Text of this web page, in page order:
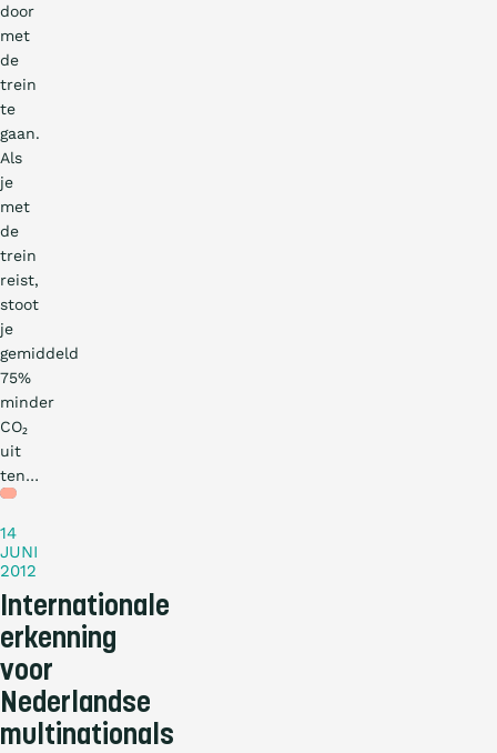
door
met
de
trein
te
gaan.
Als
je
met
de
trein
reist,
stoot
je
gemiddeld
75%
minder
CO₂
uit
ten…Nieuws
14
JUNI
2012
Internationale
erkenning
voor
Nederlandse
multinationals